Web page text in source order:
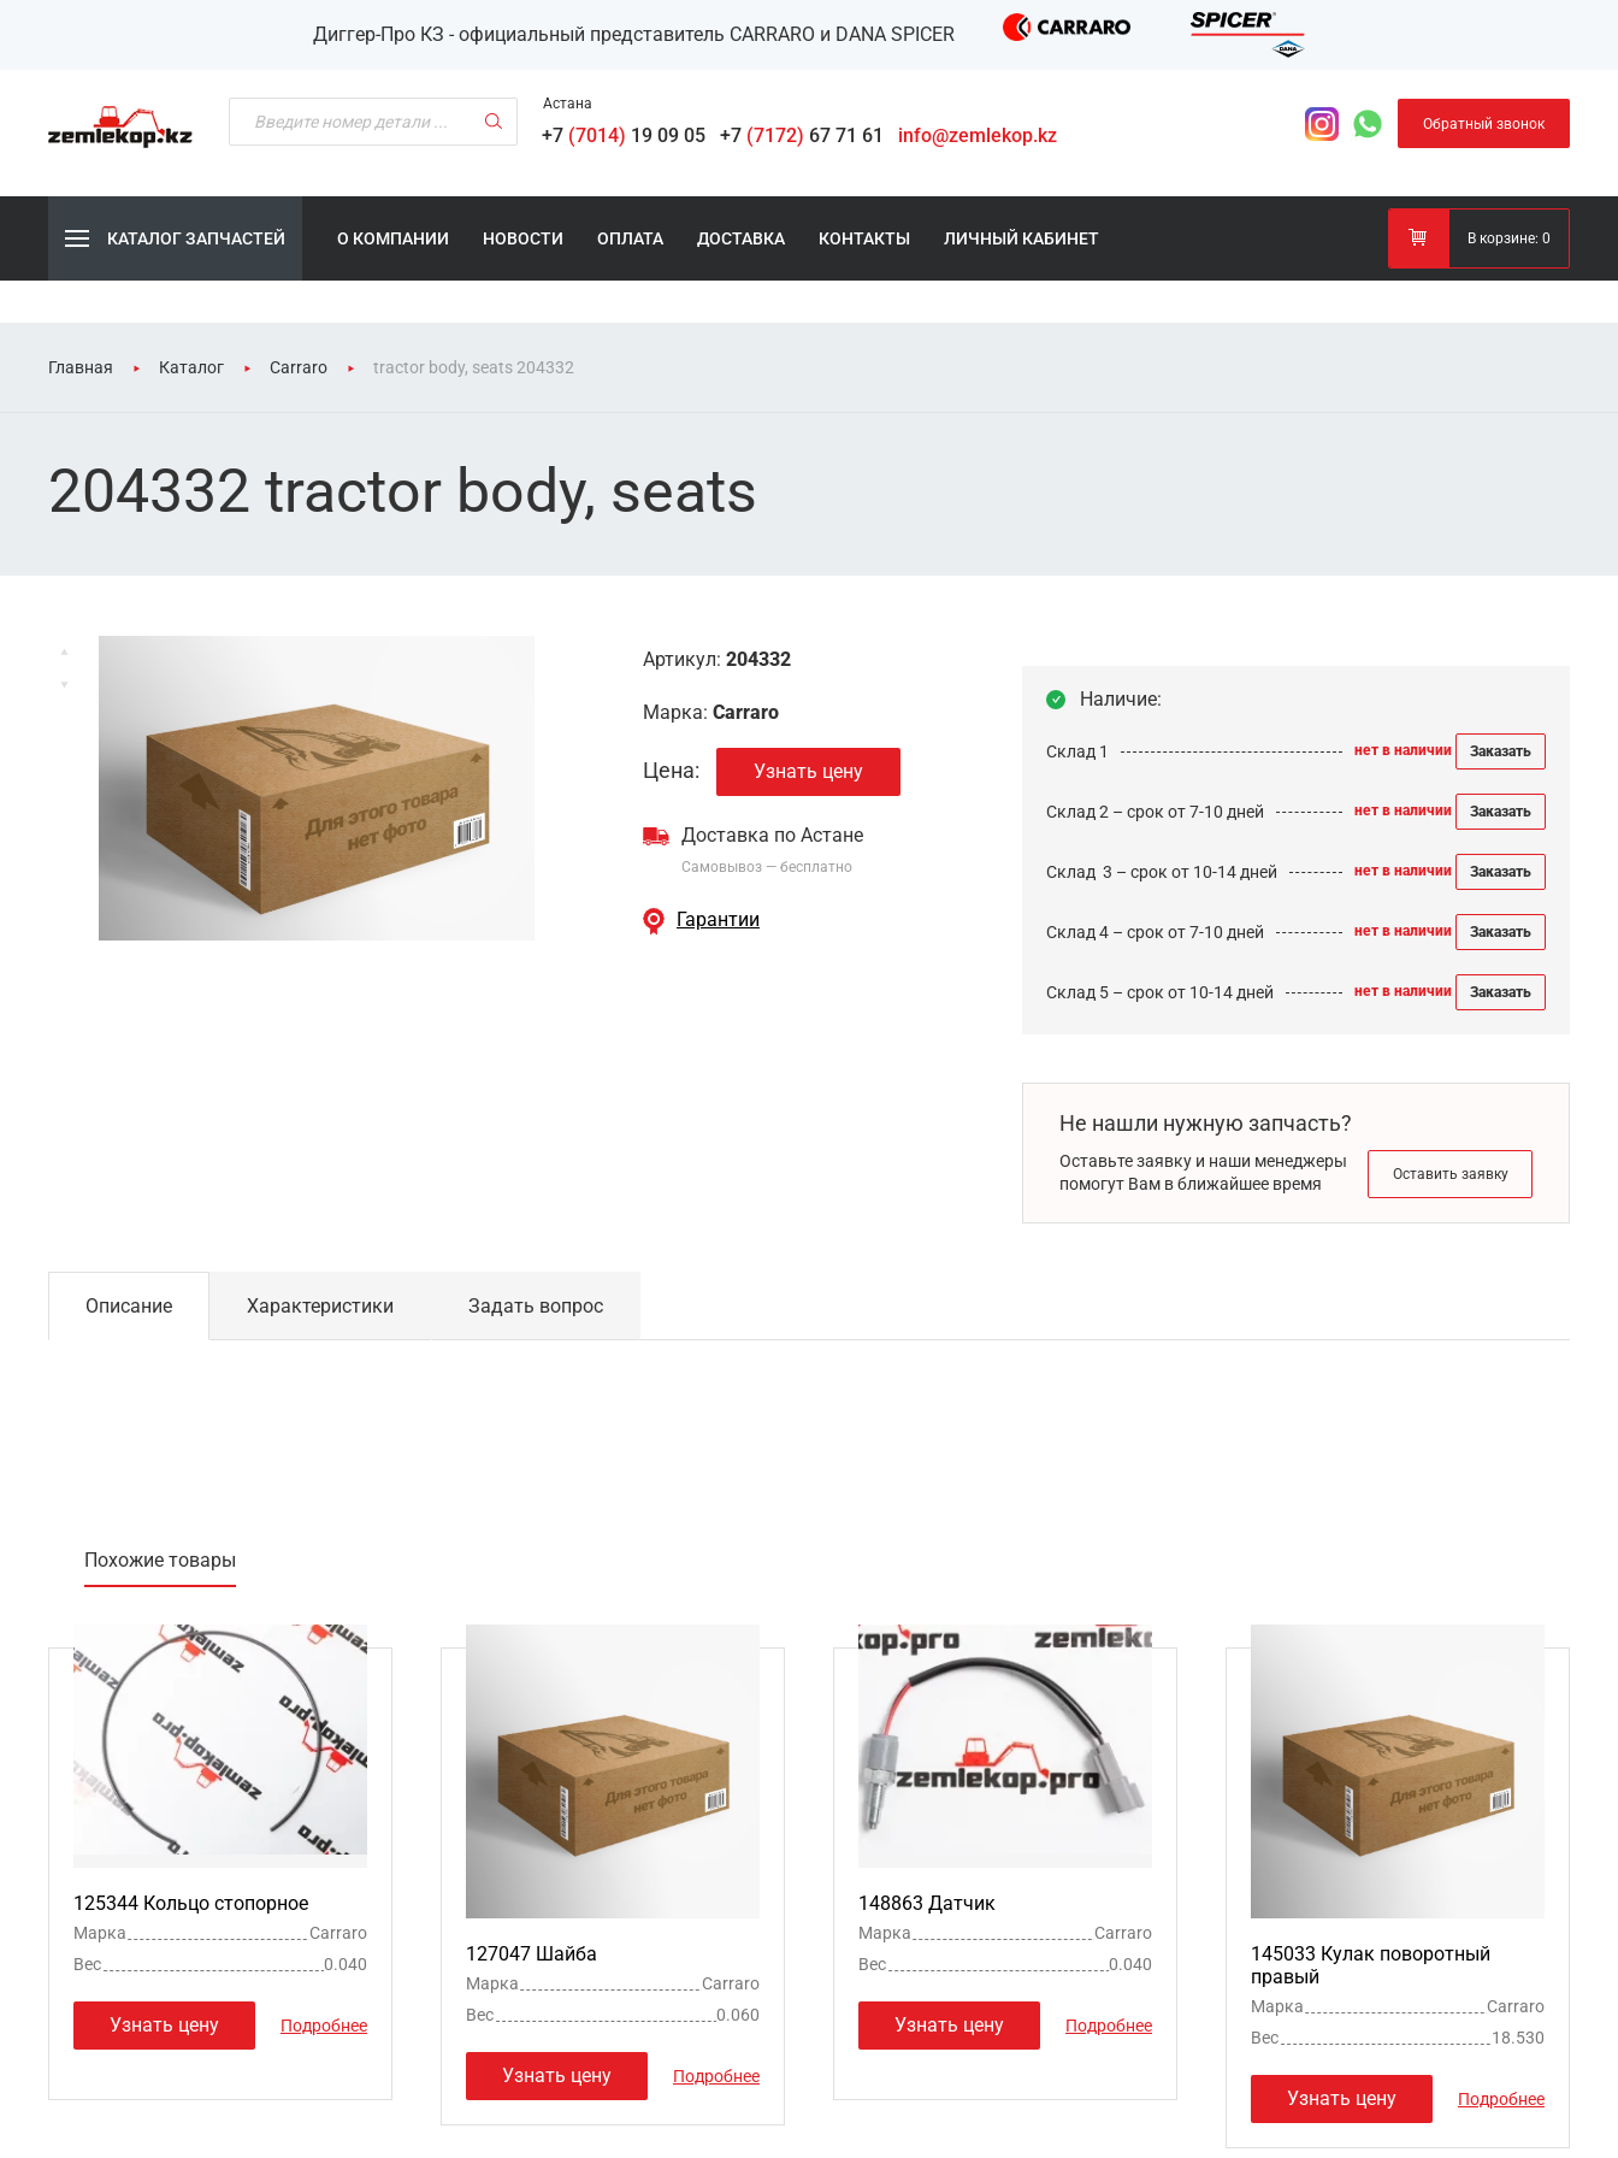
Диггер-Про КЗ - официальный представитель CARRARO и DANA SPICER
Астана
+7 (7014) 19 09 05 +7 (7172) 67 71 61 info@zemlekop.kz Обратный звонок
КАТАЛОГ ЗАПЧАСТЕЙ О КОМПАНИИ НОВОСТИ ОПЛАТА ДОСТАВКА КОНТАКТЫ ЛИЧНЫЙ КАБИНЕТ В корзине: 0
Главная Каталог Carraro tractor body, seats 204332
204332 tractor body, seats
Артикул: 204332
Марка: Carraro
Цена: Узнать цену
Доставка по Астане
Самовывоз — бесплатно
Гарантии
Наличие:
Склад 1 нет в наличии Заказать
Склад 2 – срок от 7-10 дней нет в наличии Заказать
Cклад 3 – срок от 10-14 дней нет в наличии Заказать
Склад 4 – срок от 7-10 дней нет в наличии Заказать
Склад 5 – срок от 10-14 дней нет в наличии Заказать
Не нашли нужную запчасть?
Оставьте заявку и наши менеджеры
помогут Вам в ближайшее время
Оставить заявку
Описание Характеристики Задать вопрос
Похожие товары
125344 Кольцо стопорное
Марка
Carraro
Вес
0.040
Узнать цену Подробнее
127047 Шайба
Марка
Carraro
Вес
0.060
Узнать цену Подробнее
148863 Датчик
Марка
Carraro
Вес
0.040
Узнать цену Подробнее
145033 Кулак поворотный
правый
Марка
Carraro
Вес
18.530
Узнать цену Подробнее